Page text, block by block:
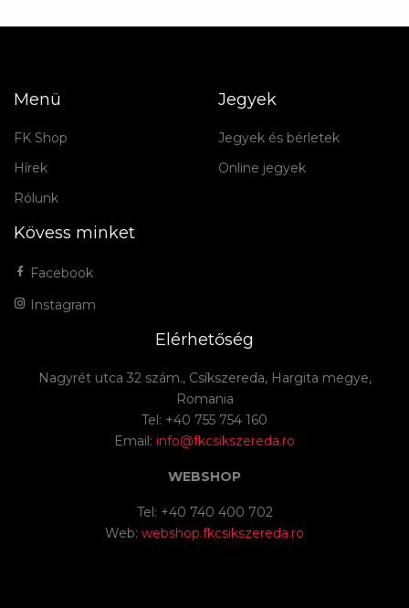
Menü
FK Shop
Hírek
Rólunk
Jegyek
Jegyek és bérletek
Online jegyek
Kövess minket
Facebook
Instagram
Elérhetőség
Nagyrét utca 32 szám., Csíkszereda, Hargita megye,
Romania
Tel: +40 755 754 160
Email: info@fkcsikszereda.ro
WEBSHOP
Tel: +40 740 400 702
Web: webshop.fkcsikszereda.ro